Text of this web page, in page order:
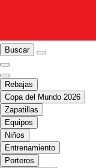
Buscar
Rebajas
Copa del Mundo 2026
Zapatillas
Equipos
Niños
Entrenamiento
Porteros